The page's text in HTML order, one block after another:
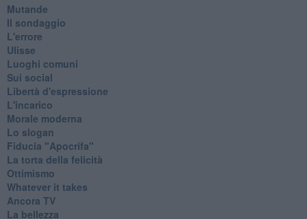
Mutande
Il sondaggio
L'errore
Ulisse
Luoghi comuni
Sui social
Libertà d'espressione
L'incarico
Morale moderna
Lo slogan
Fiducia "Apocrifa"
La torta della felicità
Ottimismo
Whatever it takes
Ancora TV
La bellezza